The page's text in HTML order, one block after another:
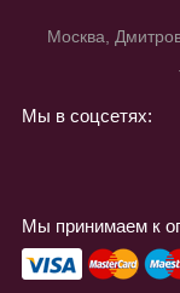
Москва,
Мы в соцсетях:
Мы принимаем к